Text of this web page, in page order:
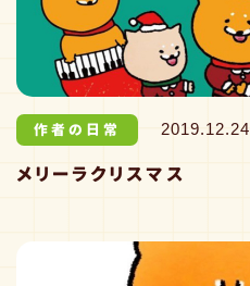
作者の日常 2019.12.24
メリーラクリスマス